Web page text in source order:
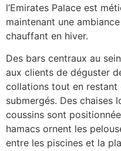
l’Emirates Palace est
maintenant une
chauffant en hiver.
Des bars centraux au
aux clients de déguster
collations tout en restant
submergés. Des chaises
coussins sont
hamacs ornent les
entre les piscines et la